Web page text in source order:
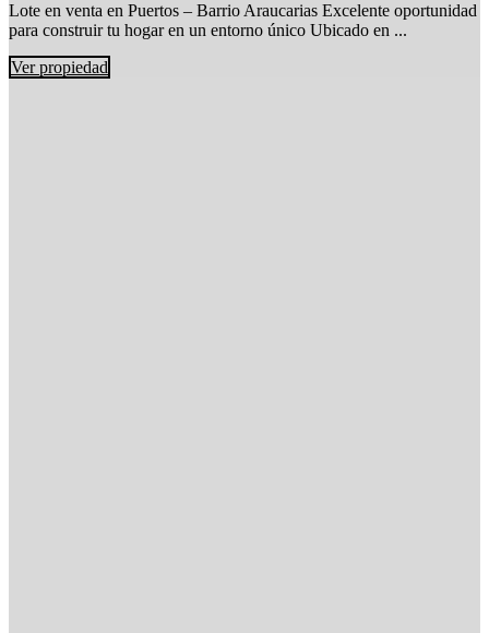
Lote en venta en Puertos – Barrio Araucarias Excelente oportunidad
para construir tu hogar en un entorno único Ubicado en ...
Ver propiedad